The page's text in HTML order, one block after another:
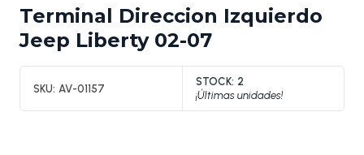
Terminal Direccion Izquierdo
Jeep Liberty 02-07
SKU: AV-01157
STOCK: 2
¡Últimas unidades!